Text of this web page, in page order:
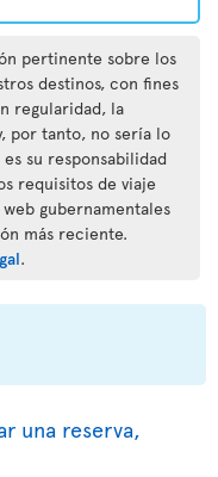
pertinente sobre los
destinos, con fines
regularidad, la
por tanto, no sería lo
su responsabilidad
requisitos de viaje
gubernamentales
más reciente.
.
una reserva,